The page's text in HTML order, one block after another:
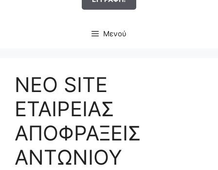
Μενού
ΝΕΟ SITE
ΕΤΑΙΡΕΙΑΣ
ΑΠΟΦΡΑΞΕΙΣ
ΑΝΤΩΝΙΟΥ